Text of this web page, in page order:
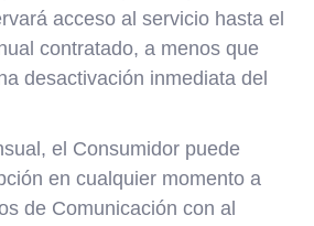
acceso al servicio hasta el
contratado, a menos que
desactivación inmediata del
el Consumidor puede
en cualquier momento a
de Comunicación con al